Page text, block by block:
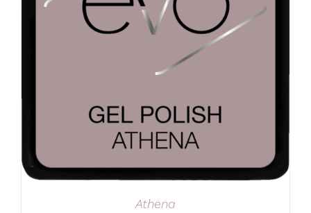
Athena